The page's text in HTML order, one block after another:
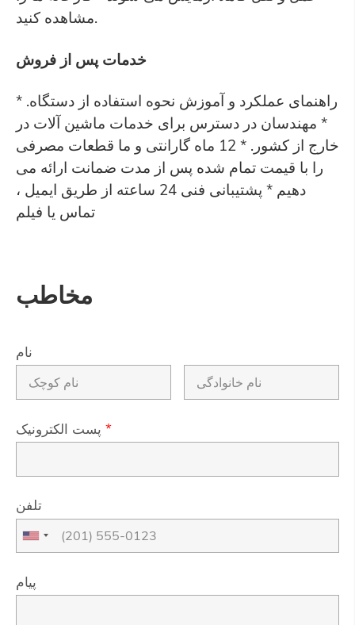
مشاهده کنید.
خدمات پس از فروش
* راهنمای عملکرد و آموزش نحوه استفاده از دستگاه.
* مهندسان در دسترس برای خدمات ماشین آلات در
خارج از کشور. * 12 ماه گارانتی و ما قطعات مصرفی
را با قیمت تمام شده پس از مدت ضمانت ارائه می
دهیم * پشتیبانی فنی 24 ساعته از طریق ایمیل ،
تماس یا فیلم
مخاطب
نام
*
تلفن
پیام